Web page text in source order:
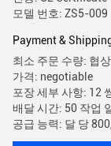
모델 번호: ZS5-009
Payment &
최소 주문 수량: 협
가격: negotiable
포장 세부 사항: 12
배달 시간: 50 작업
공급 능력: 달 당